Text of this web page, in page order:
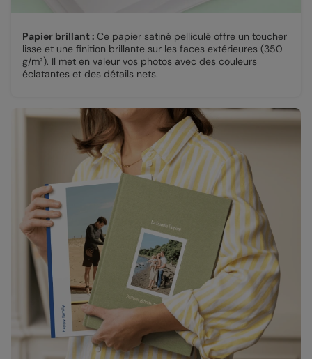
Papier brillant : Ce papier satiné pelliculé offre un toucher
lisse et une finition brillante sur les faces extérieures (350
g/m²). Il met en valeur vos photos avec des couleurs
éclatantes et des détails nets.